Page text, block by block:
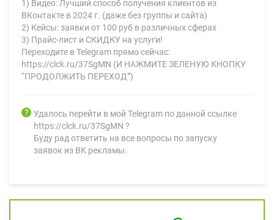
1) Видео: Лучший способ получения клиентов из
ВКонтакте в 2024 г. (даже без группы и сайта)
2) Кейсы: заявки от 100 руб в различных сферах
3) Прайс-лист и СКИДКУ на услуги!
Переходите в Telegram прямо сейчас:
https://clck.ru/37SgMN (И НАЖМИТЕ ЗЕЛЕНУЮ КНОПКУ
“ПРОДОЛЖИТЬ ПЕРЕХОД”)
Удалось перейти в мой Telegram по данной ссылке
https://clck.ru/37SgMN ?
Буду рад ответить на все вопросы по запуску
заявок из ВК рекламы.